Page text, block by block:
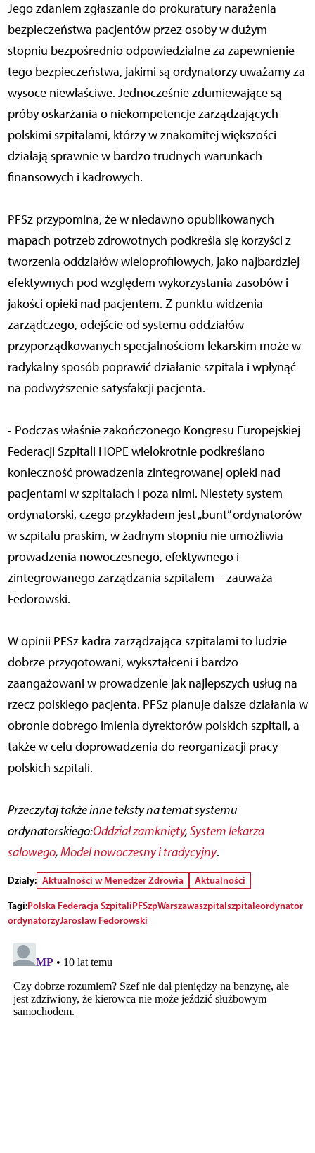
Jego zdaniem zgłaszanie do prokuratury narażenia
bezpieczeństwa pacjentów przez osoby w dużym
stopniu bezpośrednio odpowiedzialne za zapewnienie
tego bezpieczeństwa, jakimi są ordynatorzy uważamy za
wysoce niewłaściwe. Jednocześnie zdumiewające są
próby oskarżania o niekompetencje zarządzających
polskimi szpitalami, którzy w znakomitej większości
działają sprawnie w bardzo trudnych warunkach
finansowych i kadrowych.
PFSz przypomina, że w niedawno opublikowanych
mapach potrzeb zdrowotnych podkreśla się korzyści z
tworzenia oddziałów wieloprofilowych, jako najbardziej
efektywnych pod względem wykorzystania zasobów i
jakości opieki nad pacjentem. Z punktu widzenia
zarządczego, odejście od systemu oddziałów
przyporządkowanych specjalnościom lekarskim może w
radykalny sposób poprawić działanie szpitala i wpłynąć
na podwyższenie satysfakcji pacjenta.
- Podczas właśnie zakończonego Kongresu Europejskiej
Federacji Szpitali HOPE wielokrotnie podkreślano
konieczność prowadzenia zintegrowanej opieki nad
pacjentami w szpitalach i poza nimi. Niestety system
ordynatorski, czego przykładem jest „bunt” ordynatorów
w szpitalu praskim, w żadnym stopniu nie umożliwia
prowadzenia nowoczesnego, efektywnego i
zintegrowanego zarządzania szpitalem – zauważa
Fedorowski.
W opinii PFSz kadra zarządzająca szpitalami to ludzie
dobrze przygotowani, wykształceni i bardzo
zaangażowani w prowadzenie jak najlepszych usług na
rzecz polskiego pacjenta. PFSz planuje dalsze działania w
obronie dobrego imienia dyrektorów polskich szpitali, a
także w celu doprowadzenia do reorganizacji pracy
polskich szpitali.
Przeczytaj także inne teksty na temat systemu
ordynatorskiego:Oddział zamknięty,System lekarza
salowego,Model nowoczesny i tradycyjny.
Działy: Aktualności w Menedżer Zdrowia
Aktualności
Tagi:Polska Federacja SzpitaliPFSzpWarszawaszpitalszpitaleordynator
ordynatorzyJarosław Fedorowski